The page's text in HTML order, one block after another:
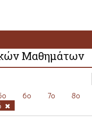
Μαθημάτων
6ο 7ο
8ο